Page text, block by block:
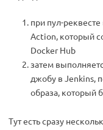
при пул-
Action, который
Docker Hub
затем
джобу в Jenkins,
образа, который
Тут есть сразу